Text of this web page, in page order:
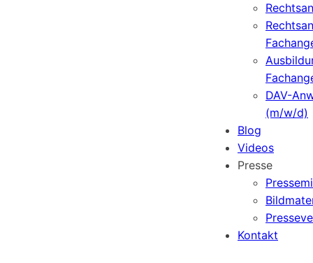
DAV-
(m/w/d)
Blog
Videos
Presse
Kontakt